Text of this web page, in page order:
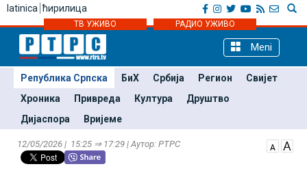
latinica ћирилица
ТВ УЖИВО РАДИО УЖИВО
Meni
Република Српска БиХ Србија Регион
Свијет
Хроника
Привреда Култура
Друштво
Дијаспора
Вријеме
12/05/2026 | 15:25 ⇒ 17:29 | Аутор: РТРС